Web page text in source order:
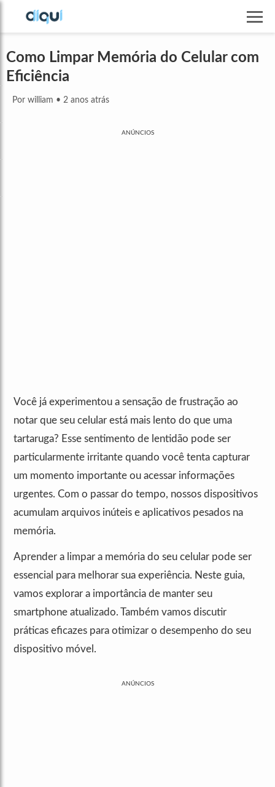
Como Limpar Memória do Celular com
Eficiência
Por william • 2 anos atrás
ANÚNCIOS
Você já experimentou a sensação de frustração ao
notar que seu celular está mais lento do que uma
tartaruga? Esse sentimento de lentidão pode ser
particularmente irritante quando você tenta capturar
um momento importante ou acessar informações
urgentes. Com o passar do tempo, nossos dispositivos
acumulam arquivos inúteis e aplicativos pesados na
memória.
Aprender a limpar a memória do seu celular pode ser
essencial para melhorar sua experiência. Neste guia,
vamos explorar a importância de manter seu
smartphone atualizado. Também vamos discutir
práticas eficazes para otimizar o desempenho do seu
dispositivo móvel.
ANÚNCIOS